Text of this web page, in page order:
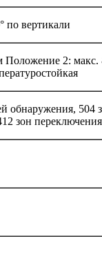
по вертикали
2: макс.
обнаружения, 504
зон переключения